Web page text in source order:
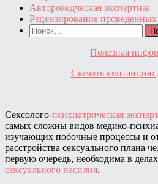
Автороведческая экспертиза
Рецензирование проведенных
Найти:
Полезная
Скачать квитанцию
Сексолого-психиатрическая
самых сложны видов медико-
изучающих побочные процессы и
расстройства сексуального плана
первую очередь, необходима в
сексуального насилия.